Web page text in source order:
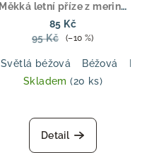
Měkká letní příze z merino
vlny a bavlny, DK tloušťka,
ideální pro svetry, topy a
85 Kč
95 Kč
(–10 %)
Světlá béžová Béžová
Skladem(20 ks)
Detail